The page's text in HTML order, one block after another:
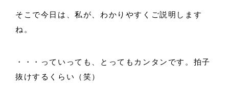
そこで今日は、私が、わかりやすくご説明します
ね。
・・・っていっても、とってもカンタンです。拍子
抜けするくらい（笑）